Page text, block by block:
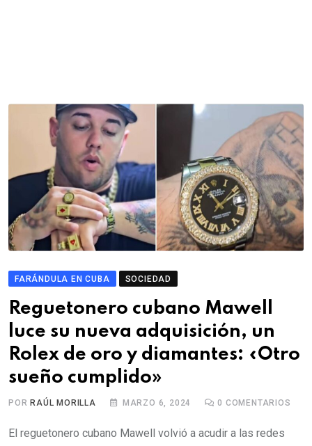
FARÁNDULA EN CUBA SOCIEDAD
Reguetonero cubano Mawell
luce su nueva adquisición, un
Rolex de oro y diamantes: «Otro
sueño cumplido»
POR RAÚL MORILLA MARZO 6, 2024 0 COMENTARIOS
El reguetonero cubano Mawell volvió a acudir a las redes